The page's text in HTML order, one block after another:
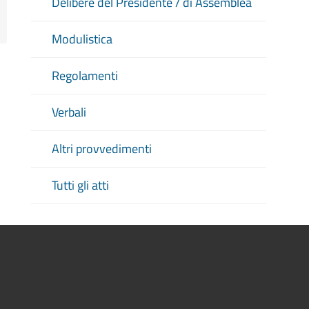
Modulistica
Regolamenti
Verbali
Altri provvedimenti
Tutti gli atti